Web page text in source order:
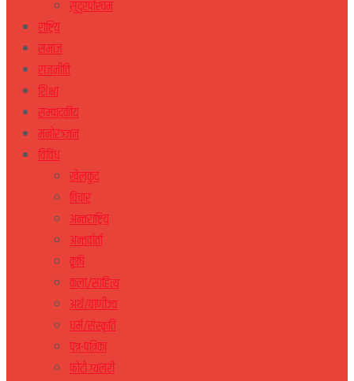
सुदुरपस्चिम
राष्ट्रिय
समाज
राजनीति
शिक्षा
सम्पादकीय
मनोरञ्जन
विविध
खेलकुद
विचार
अन्तराष्ट्रिय
अन्तर्वार्ता
कृषि
कला/साहित्य
अर्थ/वाणीज्य
धर्म/संस्कृति
पत्र-पत्रिका
फोटो ग्यलरी